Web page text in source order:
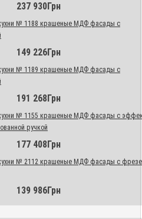
237 930Грн
№ 1188 крашеные МДФ фасады с
149 226Грн
№ 1189 крашеные МДФ фасады с
191 268Грн
№ 1155 крашеные МДФ фасады с
ручкой
177 408Грн
№ 2112 крашеные МДФ фасады с
139 986Грн